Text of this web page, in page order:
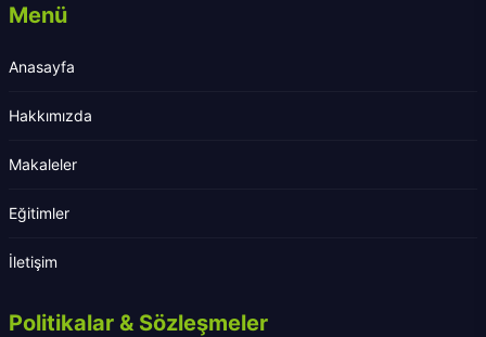
Menü
Anasayfa
Hakkımızda
Makaleler
Eğitimler
İletişim
Politikalar & Sözleşmeler